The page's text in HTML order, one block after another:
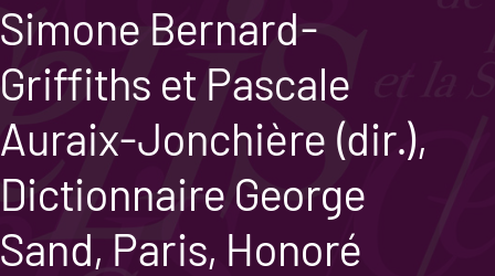
Simone Bernard-
Griffiths et Pascale
Auraix-Jonchière (dir.),
Dictionnaire George
Sand, Paris, Honoré